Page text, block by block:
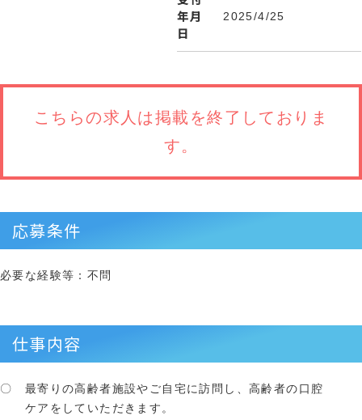
年月
日
2025/4/25
こちらの求人は掲載を終了しておりま
す。
応募条件
必要な経験等：不問
仕事内容
〇 最寄りの高齢者施設やご自宅に訪問し、高齢者の口腔
ケアをしていただきます。